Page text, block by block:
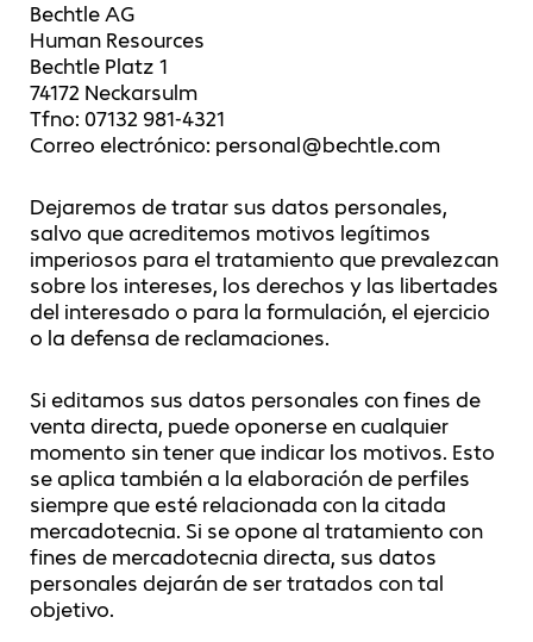
Bechtle AG
Human Resources
Bechtle Platz 1
74172 Neckarsulm
Tfno: 07132 981-4321
Correo electrónico: personal@bechtle.com
Dejaremos de tratar sus datos personales,
salvo que acreditemos motivos legítimos
imperiosos para el tratamiento que prevalezcan
sobre los intereses, los derechos y las libertades
del interesado o para la formulación, el ejercicio
o la defensa de reclamaciones.
Si editamos sus datos personales con fines de
venta directa, puede oponerse en cualquier
momento sin tener que indicar los motivos. Esto
se aplica también a la elaboración de perfiles
siempre que esté relacionada con la citada
mercadotecnia. Si se opone al tratamiento con
fines de mercadotecnia directa, sus datos
personales dejarán de ser tratados con tal
objetivo.